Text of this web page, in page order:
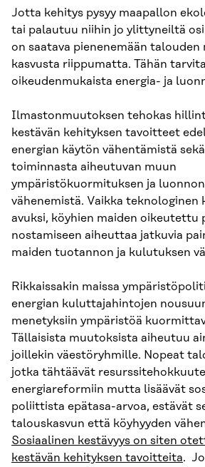
Jotta kehitys pysyy maapallon
tai palautuu niihin jo ylittyneiltä
on saatava pienenemään talouden
kasvusta riippumatta. Tähän
oikeudenmukaista energia- ja
Ilmastonmuutoksen tehokas
kestävän kehityksen tavoitteet
energian käytön vähentämistä
toiminnasta aiheutuvan muun
ympäristökuormituksen ja
vähenemistä. Vaikka teknologinen
avuksi, köyhien maiden oikeutettu
nostamiseen aiheuttaa jatkuvia
maiden tuotannon ja kulutuksen
Rikkaissakin maissa
energian kuluttajahintojen
menetyksiin ympäristöä
Tällaisista muutoksista aiheutuu
joillekin väestöryhmille. Nopeat
jotka tähtäävät
energiareformiin mutta lisäävät
poliittista epätasa-arvoa, estävät
talouskasvun että köyhyyden
Sosiaalinen kestävyys on siten
kestävän kehityksen tavoitteita.